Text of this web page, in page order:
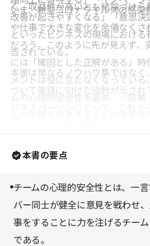
く、収益性が高いとも結論づけら
改善が起きやすくなる」「意思決
といったビジネスの現場における
告されている。
いま、新型コロナウイルスの感染
や仕事で大きな変化を余儀なくさ
だろう。このように先が見えず、
には「確固とした正解がある」時
メントは役に立たなくなっている
ムの心理的安全性を高め、「挑戦
ろう。
本書は単なるノウハウ集ではなく
づいて実践に向けた指針が示され
本書の要点
チームの心理的安全性とは、一
バー同士が健全に意見を戦わせ
事をすることに力を注げるチーム
である。